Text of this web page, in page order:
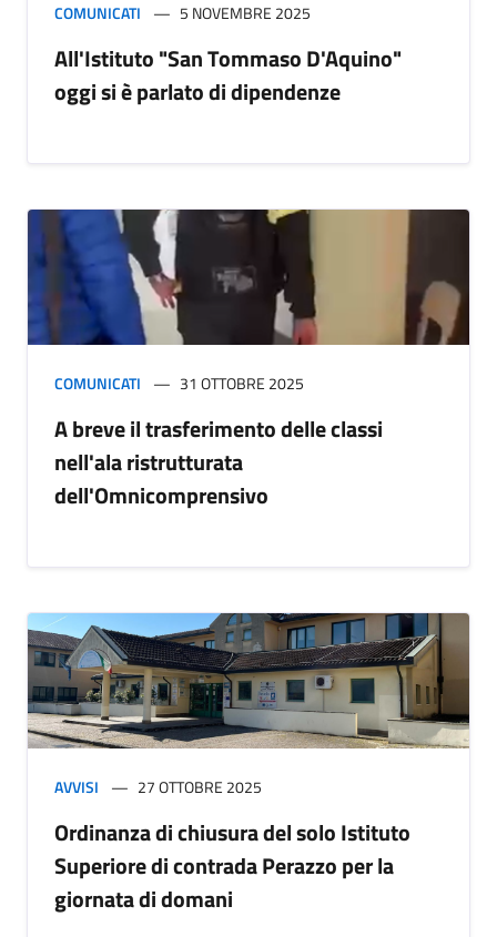
COMUNICATI 5 NOVEMBRE 2025
All'Istituto "San Tommaso D'Aquino"
oggi si è parlato di dipendenze
COMUNICATI 31 OTTOBRE 2025
A breve il trasferimento delle classi
nell'ala ristrutturata
dell'Omnicomprensivo
AVVISI 27 OTTOBRE 2025
Ordinanza di chiusura del solo Istituto
Superiore di contrada Perazzo per la
giornata di domani